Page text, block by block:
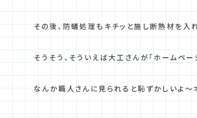
その後、防蟻処理もキチッと施し断熱材を入
そうそう、そういえば大工さんが「ホームペー
なんか職人さんに見られると恥ずかしいよ～